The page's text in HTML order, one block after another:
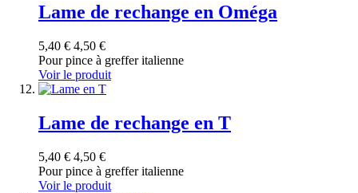
Lame de rechange en Oméga
5,40 € 4,50 €
Pour pince à greffer italienne
Voir le produit
Lame de rechange en T
5,40 € 4,50 €
Pour pince à greffer italienne
Voir le produit